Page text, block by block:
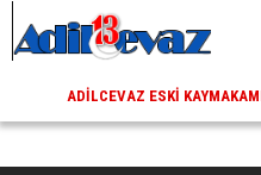
ADILCEVAZ ESKI